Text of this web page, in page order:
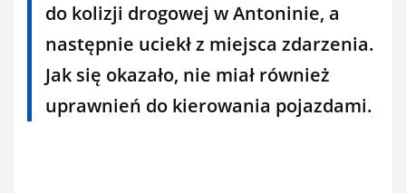
do kolizji drogowej w Antoninie, a
następnie uciekł z miejsca zdarzenia.
Jak się okazało, nie miał również
uprawnień do kierowania pojazdami.